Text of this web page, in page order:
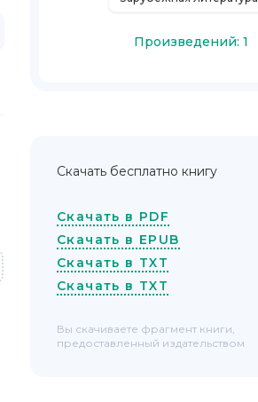
Произведений: 1
Скачать бесплатно книгу
Скачать в PDF
Скачать в EPUB
Скачать в TXT
Скачать в TXT
Вы скачиваете фрагмент книги,
предоставленный издательством